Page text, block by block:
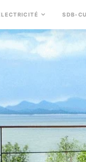
SDB-